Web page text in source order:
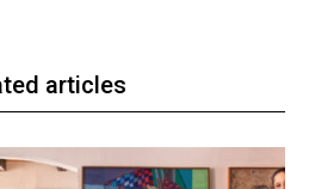
articles